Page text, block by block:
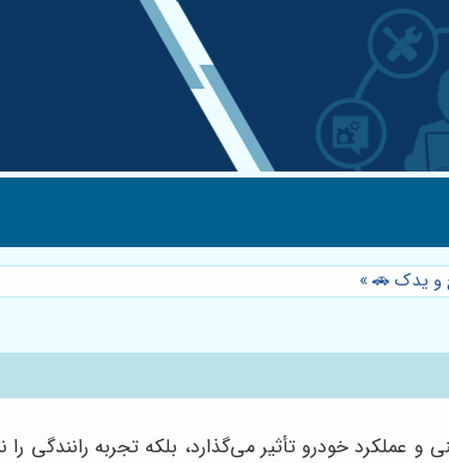
و یدک 🚗»
خودرو تأثیر می‌گذارد، بلکه تجربه رانندگی